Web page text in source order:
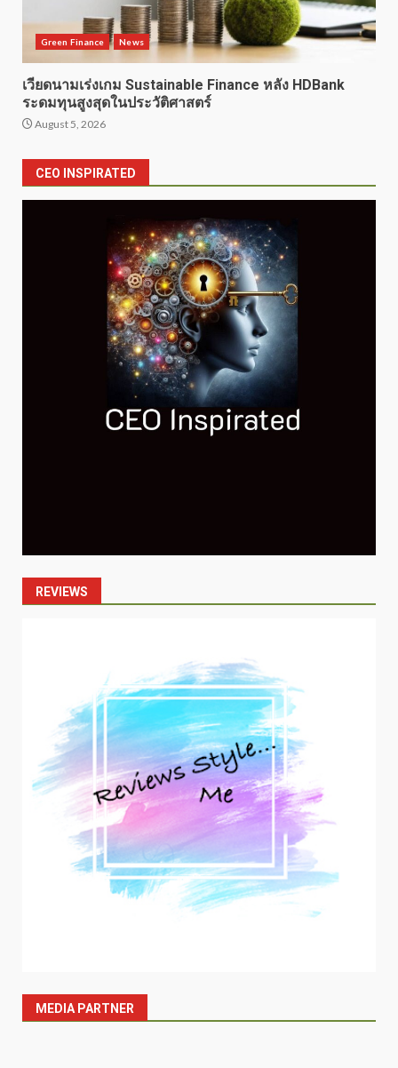
Green Finance News
เวียดนามเร่งเกม Sustainable Finance หลัง HDBank
ระดมทุนสูงสุดในประวัติศาสตร์
August 5, 2026
CEO INSPIRATED
REVIEWS
MEDIA PARTNER